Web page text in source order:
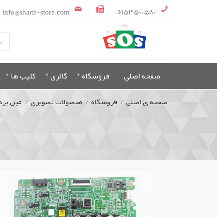
06153500580
info@sharif-store.com
صفحه اصلي فروشگاه گالری کلیپ ها
صفحه ی اصلی / فروشگاه / محصولات تصویری / مین